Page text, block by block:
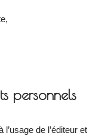
personnels
de l’éditeur et